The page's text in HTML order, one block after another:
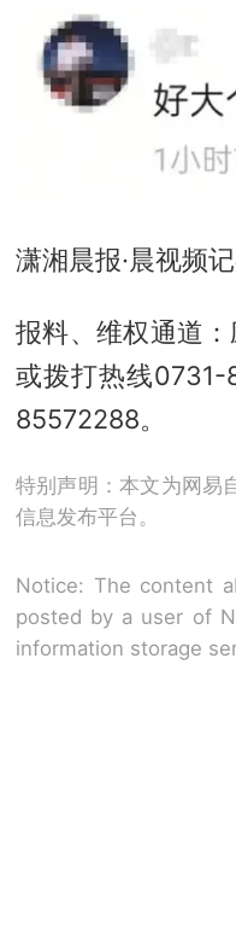
潇湘晨报·晨视频
报料、维权通道：
或拨打热线0731-
85572288。
特别声明：本文为网易
信息发布平台。
Notice: The content
posted by a user of
information storage